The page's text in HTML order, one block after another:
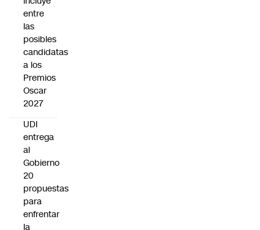
entre
las
posibles
candidatas
a los
Premios
Oscar
2027
UDI
entrega
al
Gobierno
20
propuestas
para
enfrentar
la